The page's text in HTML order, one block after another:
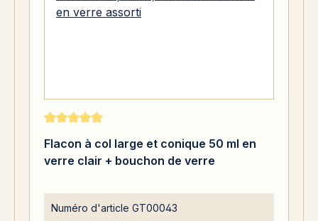
Note moyenne de 5 sur 5 étoiles
Flacon à col large et conique 50 ml en
verre clair + bouchon de verre
Numéro d'article GT00043